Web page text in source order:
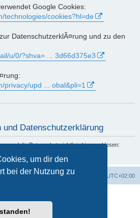
um dir den
bei der Nutzung zu
Google Cookies:
technologies/cookies?hl=de
DatenschutzerklÃ¤rung und zu den
u/0/?shva= ... 3d66d375e3
privacy/upd ... obal&pli=1
und Datenschutzerklärung
und die Datenschutzrichtlinie hier nachlesen:
Alle Zeiten sind UTC+02:00
Übersetzung durchphpBB.de
|Nutzungsbedingungen